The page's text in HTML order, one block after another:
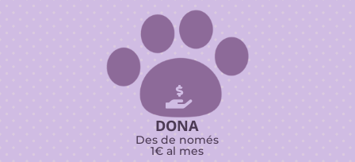

DONA
Des de només
1€ al mes